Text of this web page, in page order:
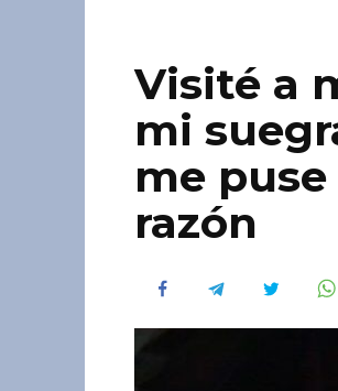
Visité a
mi
me
razón